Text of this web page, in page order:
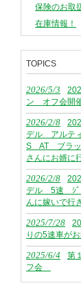
保険のお取
在庫情報！
TOPICS
2026/5/3
ン オフ会開
2026/2/8
デル アルテ
S AT ブラッ
さんにお婿に
2026/2/8
デル 5速 ｼﾞｮ
んに嫁いで行
2025/7/28
りの5速車が
2025/6/4
第
フ会